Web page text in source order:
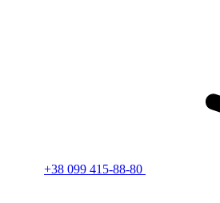
+38 099 415-88-80